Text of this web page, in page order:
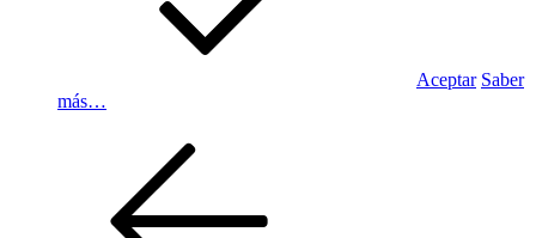
Aceptar Saber
más…